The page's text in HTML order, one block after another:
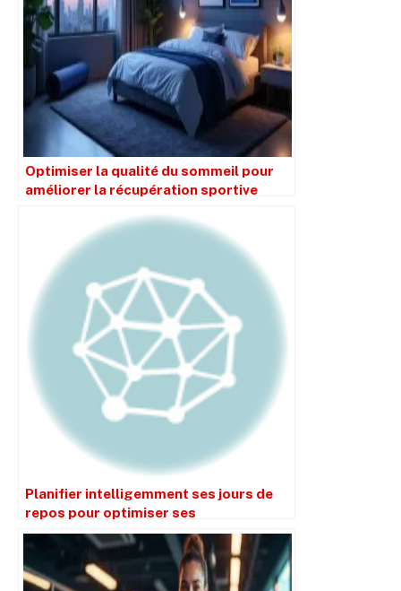
Optimiser la qualité du sommeil pour
améliorer la récupération sportive
Planifier intelligemment ses jours de
repos pour optimiser ses
performances en sport de combat